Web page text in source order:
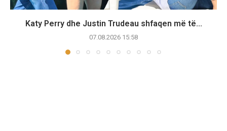
Katy Perry dhe Justin Trudeau shfaqen më të...
07.08.2026 15:58